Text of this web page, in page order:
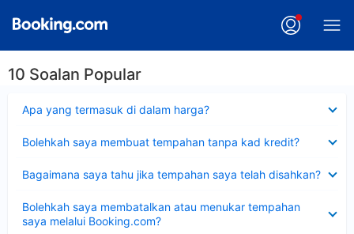
10 Soalan Popular
Apa yang termasuk di dalam harga?
Bolehkah saya membuat tempahan tanpa kad kredit?
Bagaimana saya tahu jika tempahan saya telah disahkan?
Bolehkah saya membatalkan atau menukar tempahan
saya melalui Booking.com?